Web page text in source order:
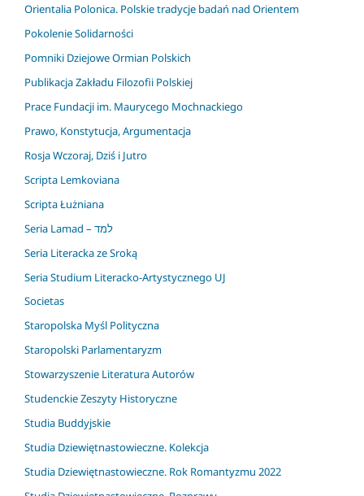
Orientalia Polonica. Polskie tradycje badań nad Orientem
Pokolenie Solidarności
Pomniki Dziejowe Ormian Polskich
Publikacja Zakładu Filozofii Polskiej
Prace Fundacji im. Maurycego Mochnackiego
Prawo, Konstytucja, Argumentacja
Rosja Wczoraj, Dziś i Jutro
Scripta Lemkoviana
Scripta Łużniana
Seria Lamad – למד
Seria Literacka ze Sroką
Seria Studium Literacko-Artystycznego UJ
Societas
Staropolska Myśl Polityczna
Staropolski Parlamentaryzm
Stowarzyszenie Literatura Autorów
Studenckie Zeszyty Historyczne
Studia Buddyjskie
Studia Dziewiętnastowieczne. Kolekcja
Studia Dziewiętnastowieczne. Rok Romantyzmu 2022